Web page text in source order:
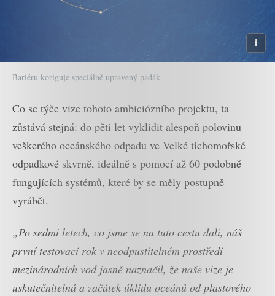
Bariéru koriguje speciálně upravený padák
Co se týče vize tohoto ambiciózního projektu, ta
zůstává stejná: do pěti let vyklidit alespoň polovinu
veškerého oceánského odpadu ve Velké tichomořské
odpadkové skvrně, ideálně s pomocí až 60 podobně
fungujících systémů, které by se měly postupně
vyrábět.
„Po sedmi letech, co jsme se na tuto cestu dali, náš
první testovací rok v neodpustitelném prostředí
mezinárodních vod jasně naznačil, že naše vize je
uskutečnitelná a začátek úklidu oceánů od plastového